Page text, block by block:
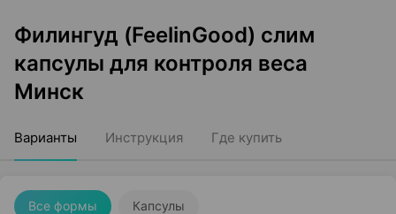
Филингуд (FeelinGood) слим
капсулы для контроля веса
Минск
Варианты Инструкция Где купить
Все формы Капсулы